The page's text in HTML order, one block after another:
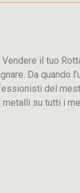
il tuo
Da quando
del
su tutti i